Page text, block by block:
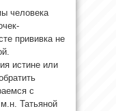
человека
прививка не
истине или
с
Татьяной